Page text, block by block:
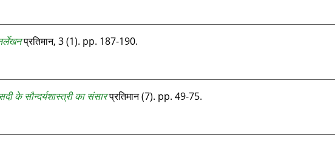
प्रतिमान, 3 (1). pp. 187-190.
के सौन्दर्यशास्त्री का संसारप्रतिमान (7). pp. 49-75.